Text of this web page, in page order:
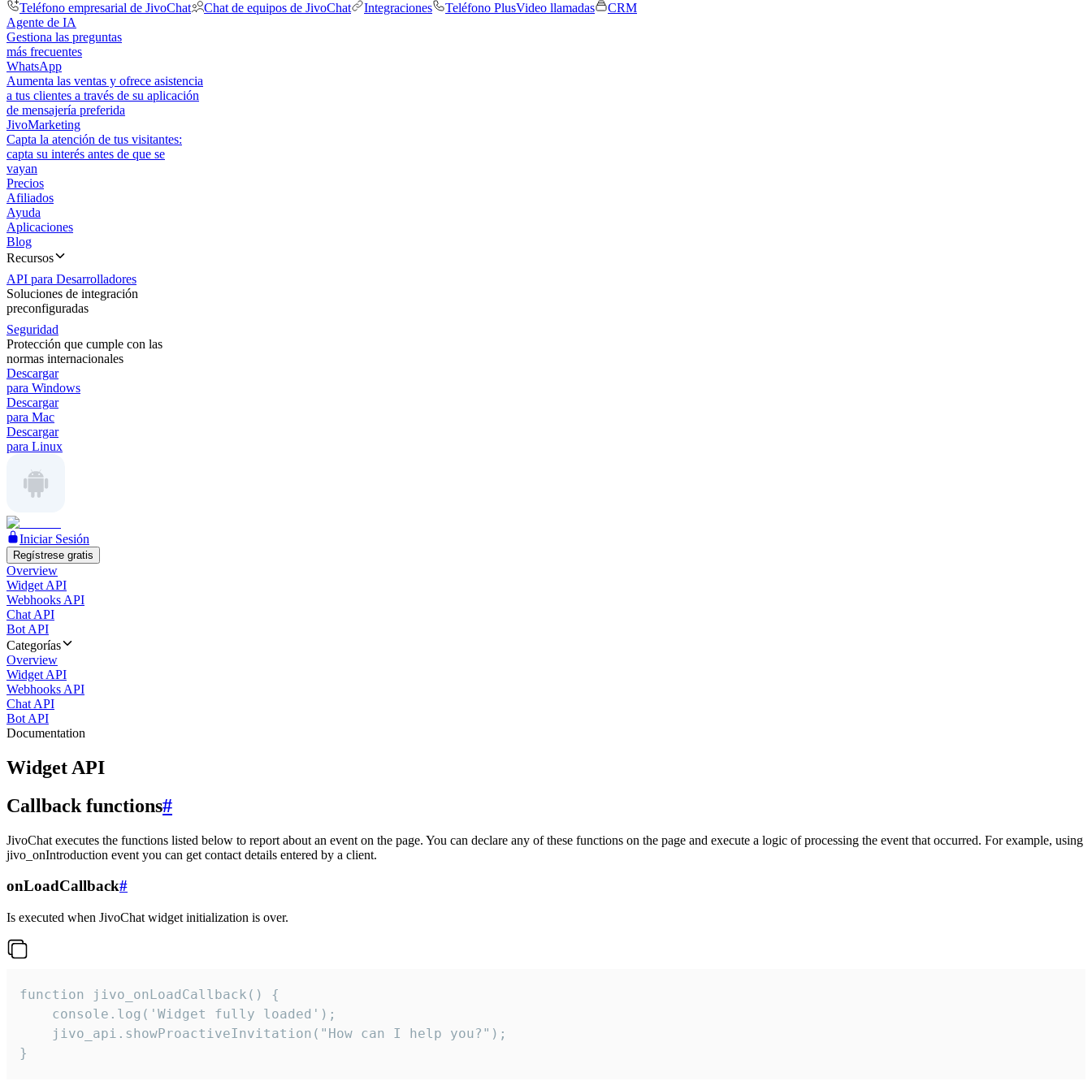
Teléfono empresarial de JivoChat
Chat de equipos de JivoChat Integraciones Teléfono PlusVideo llamadas
CRM
Agente de IA
Gestiona las preguntas
más frecuentes
WhatsApp
Aumenta las ventas y ofrece asistencia
a tus clientes a través de su aplicación
de mensajería preferida
JivoMarketing
Capta la atención de tus visitantes:
capta su interés antes de que se
vayan
Precios
Afiliados
Ayuda
Aplicaciones
Blog
Recursos
API para Desarrolladores
Soluciones de integración
preconfiguradas
Seguridad
Protección que cumple con las
normas internacionales
Descargar
para Windows
Descargar
para Mac
Descargar
para Linux
Iniciar Sesión
Regístrese gratis
Overview
Widget API
Webhooks API
Chat API
Bot API
Categorías
Overview
Widget API
Webhooks API
Chat API
Bot API
Documentation
Widget API
Callback functions#
JivoChat executes the functions listed below to report about an event on the page. You can declare any of these functions on the page and execute a logic of processing the event that occurred. For example, using
jivo_onIntroduction event you can get contact details entered by a client.
onLoadCallback#
Is executed when JivoChat widget initialization is over.
function jivo_onLoadCallback() {
    console.log('Widget fully loaded');
    jivo_api.showProactiveInvitation("How can I help you?");
}